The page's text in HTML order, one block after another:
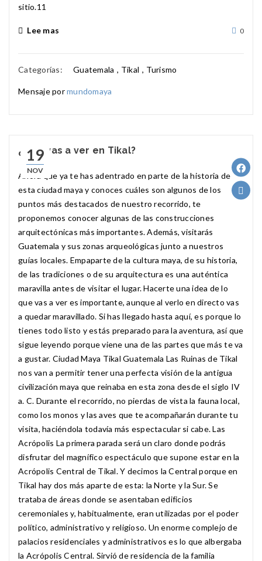
sitio.11​
Lee mas 0
Categorías: Guatemala , Tikal , Turismo
Mensaje pormundomaya
19
NOV
¿Qué vas a ver en Tikal?
Ahora que ya te has adentrado en parte de la historia de
esta ciudad maya y conoces cuáles son algunos de los
puntos más destacados de nuestro recorrido, te
proponemos conocer algunas de las construcciones
arquitectónicas más importantes. Además, visitarás
Guatemala y sus zonas arqueológicas junto a nuestros
guías locales. Empaparte de la cultura maya, de su historia,
de las tradiciones o de su arquitectura es una auténtica
maravilla antes de visitar el lugar. Hacerte una idea de lo
que vas a ver es importante, aunque al verlo en directo vas
a quedar maravillado. Si has llegado hasta aquí, es porque lo
tienes todo listo y estás preparado para la aventura, así que
sigue leyendo porque viene una de las partes que más te va
a gustar. Ciudad Maya Tikal Guatemala Las Ruinas de Tikal
nos van a permitir tener una perfecta visión de la antigua
civilización maya que reinaba en esta zona desde el siglo IV
a. C. Durante el recorrido, no pierdas de vista la fauna local,
como los monos y las aves que te acompañarán durante tu
visita, haciéndola todavía más espectacular si cabe. Las
Acrópolis La primera parada será un claro donde podrás
disfrutar del magnífico espectáculo que supone estar en la
Acrópolis Central de Tikal. Y decimos la Central porque en
Tikal hay dos más aparte de esta: la Norte y la Sur. Se
trataba de áreas donde se asentaban edificios
ceremoniales y, habitualmente, eran utilizadas por el poder
político, administrativo y religioso. Un enorme complejo de
palacios residenciales y administrativos es lo que albergaba
la Acrópolis Central. Sirvió de residencia de la familia